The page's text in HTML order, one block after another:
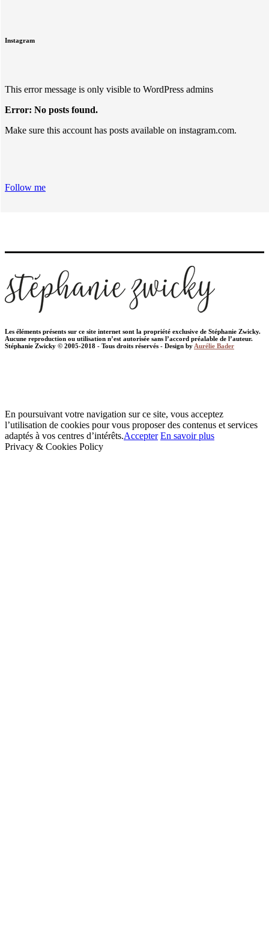
Instagram
This error message is only visible to WordPress admins
Error: No posts found.
Make sure this account has posts available on instagram.com.
Follow me
Les éléments présents sur ce site internet sont la propriété exclusive de Stéphanie Zwicky.
Aucune reproduction ou utilisation n’est autorisée sans l’accord préalable de l’auteur.
Stéphanie Zwicky © 2005-2018 - Tous droits réservés - Design by Aurélie Bader
En poursuivant votre navigation sur ce site, vous acceptez
l’utilisation de cookies pour vous proposer des contenus et services
adaptés à vos centres d’intérêts.Accepter En savoir plus
Privacy & Cookies Policy